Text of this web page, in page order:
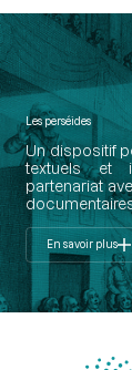
Les perséides
Un dispositif
textuels et
partenariat
En savoir plus